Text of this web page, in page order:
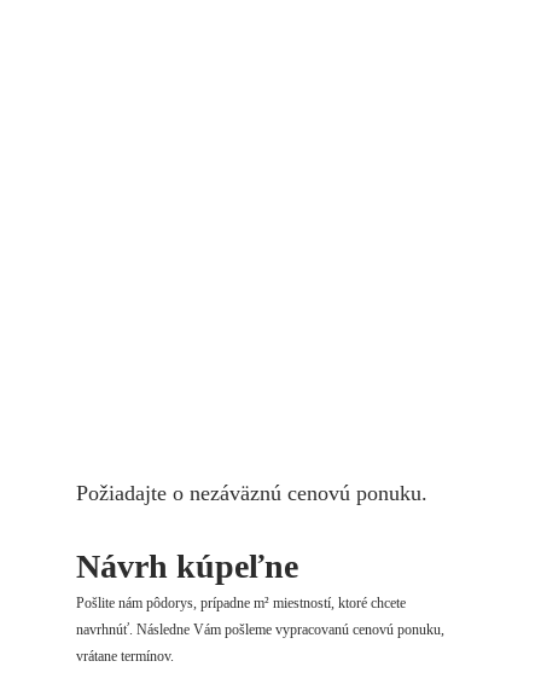
Požiadajte o nezáväznú cenovú ponuku.
Návrh kúpeľne
Pošlite nám pôdorys, prípadne m² miestností, ktoré chcete
navrhnúť. Následne Vám pošleme vypracovanú cenovú ponuku,
vrátane termínov.